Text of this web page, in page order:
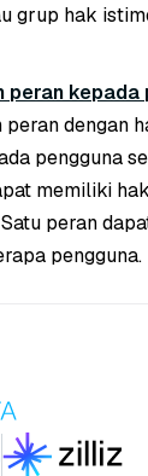
grup hak
peran kepada
dengan
pengguna
memiliki
peran
pengguna.